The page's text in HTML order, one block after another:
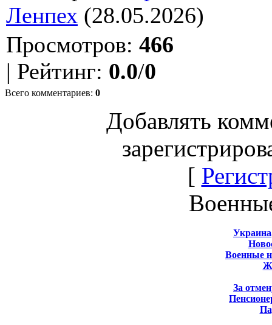
Ленпех (28.05.2026)
Просмотров: 466
| Рейтинг: 0.0/0
Всего комментариев: 0
Добавлять
[
Военные
За